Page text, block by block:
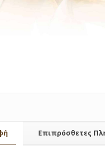
Επιπρόσθετες